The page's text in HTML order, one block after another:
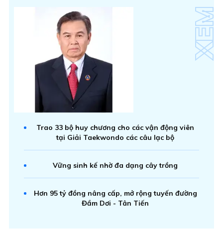
Trao 33 bộ huy chương cho các vận động viên
tại Giải Taekwondo các câu lạc bộ
Vững sinh kế nhờ đa dạng cây trồng
Hơn 95 tỷ đồng nâng cấp, mở rộng tuyến đường
Đầm Dơi - Tân Tiến